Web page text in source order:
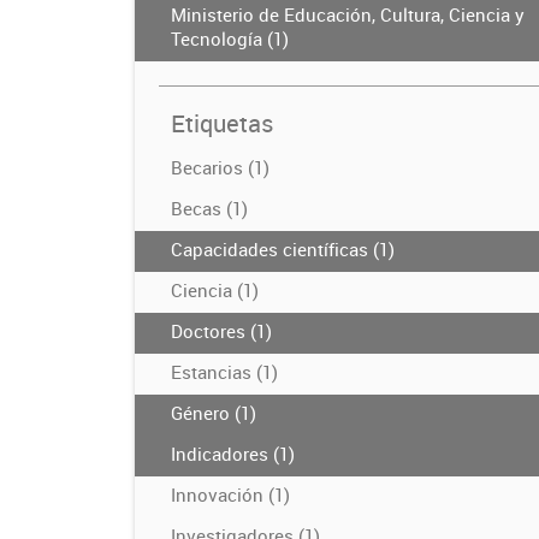
Ministerio de Educación, Cultura, Ciencia y
Tecnología (1)
Etiquetas
Becarios (1)
Becas (1)
Capacidades científicas (1)
Ciencia (1)
Doctores (1)
Estancias (1)
Género (1)
Indicadores (1)
Innovación (1)